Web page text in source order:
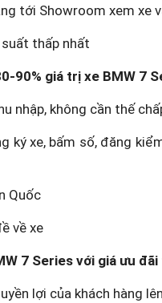
tới Showroom xem xe
thấp nhất
90% giá trị xe BMW 7
nhập, không cần thế
ký xe, bấm số, đăng
Quốc
về xe
7 Series với giá ưu
lợi của khách hàng